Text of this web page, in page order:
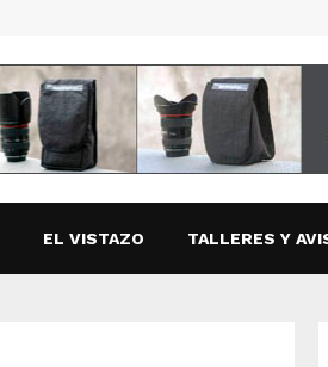
EL VISTAZO TALLERES Y